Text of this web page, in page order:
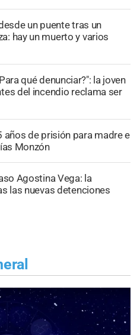
un puente tras un
hay un muerto y varios
qué denunciar?": la joven
del incendio reclama ser
años de prisión para madre e
Monzón
Agostina Vega: la
las nuevas detenciones